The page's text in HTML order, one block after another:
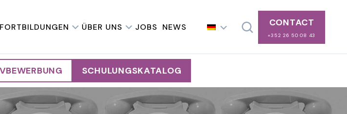
FORTBILDUNGEN ÜBER UNS JOBS NEWS CONTACT
+352 26 50 08 43
SCHULUNGSKATALOG